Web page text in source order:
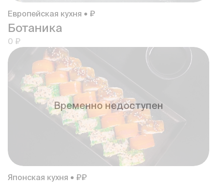
Европейская кухня • ₽
Ботаника
0 ₽
Временно недоступен
Японская кухня • ₽₽